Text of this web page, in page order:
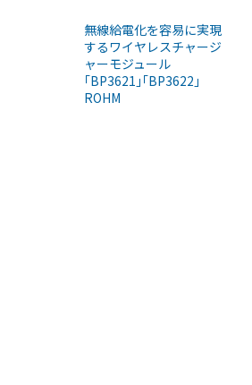
無線給電化を容易に実現
するワイヤレスチャージ
ャーモジュール
｢BP3621｣｢BP3622｣
ROHM